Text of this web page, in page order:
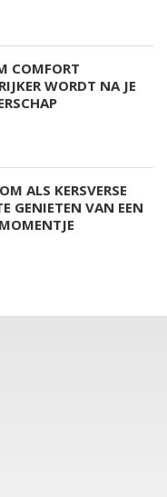
COMFORT
WORDT NA JE
ALS KERSVERSE
GENIETEN VAN EEN